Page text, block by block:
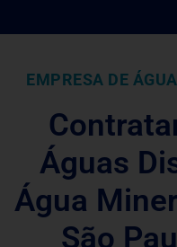
EMPRESA DE
Águas
Água
São